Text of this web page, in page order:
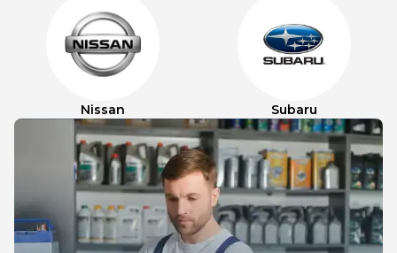
Nissan Subaru